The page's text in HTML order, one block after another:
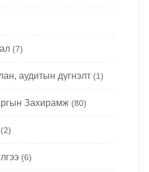
(7)
аудитын дүгнэлт (1)
Захирамж (80)
(2)
(6)